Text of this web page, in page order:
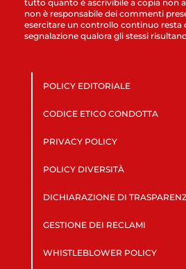
tutto quanto è ascrivibile a copia non
non è responsabile dei commenti
esercitare un controllo continuo resta
segnalazione qualora gli stessi
POLICY EDITORIALE
CODICE ETICO CONDOTTA
PRIVACY POLICY
POLICY DIVERSITÀ
DICHIARAZIONE DI
GESTIONE DEI RECLAMI
WHISTLEBLOWER POLICY